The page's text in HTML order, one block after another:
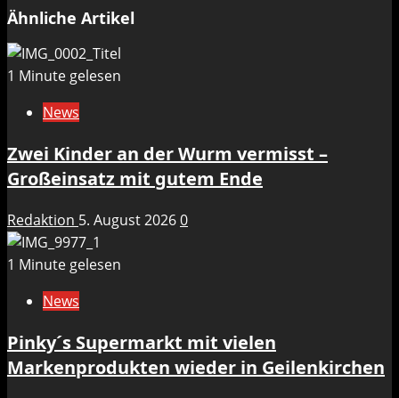
Ähnliche Artikel
1 Minute gelesen
News
Zwei Kinder an der Wurm vermisst –
Großeinsatz mit gutem Ende
Redaktion 5. August 20260
1 Minute gelesen
News
Pinky´s Supermarkt mit vielen
Markenprodukten wieder in Geilenkirchen